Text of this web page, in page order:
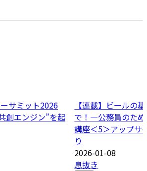
サミット2026
創エンジン”を起
【連載】ビールの
で！―公務員のた
講座＜5＞アップサ
り
2026-01-08
息抜き